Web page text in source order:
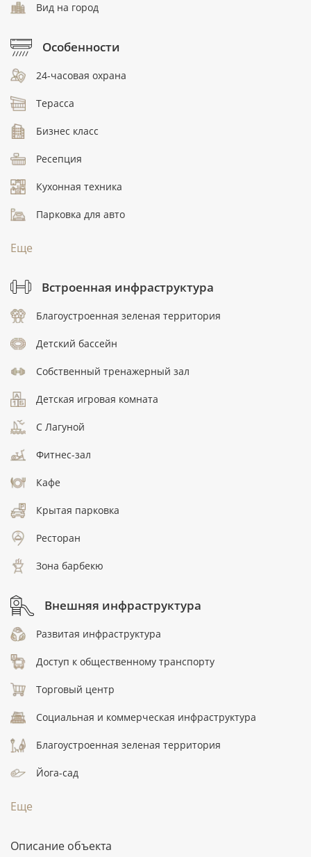
Вид на город
Особенности
24-часовая охрана
Терасса
Бизнес класс
Ресепция
Кухонная техника
Парковка для авто
Еще
Встроенная инфраструктура
Благоустроенная зеленая территория
Детский бассейн
Собственный тренажерный зал
Детская игровая комната
C Лагуной
Фитнес-зал
Кафе
Крытая парковка
Ресторан
Зона барбекю
Внешняя инфраструктура
Развитая инфраструктура
Доступ к общественному транспорту
Торговый центр
Социальная и коммерческая инфраструктура
Благоустроенная зеленая территория
Йога-сад
Еще
Описание объекта